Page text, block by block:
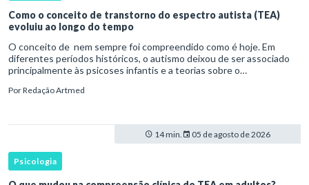
Como o conceito de transtorno do espectro autista (TEA)
evoluiu ao longo do tempo
O conceito de nem sempre foi compreendido como é hoje. Em
diferentes períodos históricos, o autismo deixou de ser associado
principalmente às psicoses infantis e a teorias sobre o
transtorno do des
PorRedação Artmed
14 min. 05 de agosto de 2026
Psicologia